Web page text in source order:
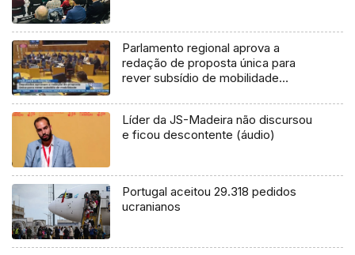
Parlamento regional aprova a
redação de proposta única para
rever subsídio de mobilidade
Líder da JS-Madeira não discursou
e ficou descontente (áudio)
Portugal aceitou 29.318 pedidos
ucranianos